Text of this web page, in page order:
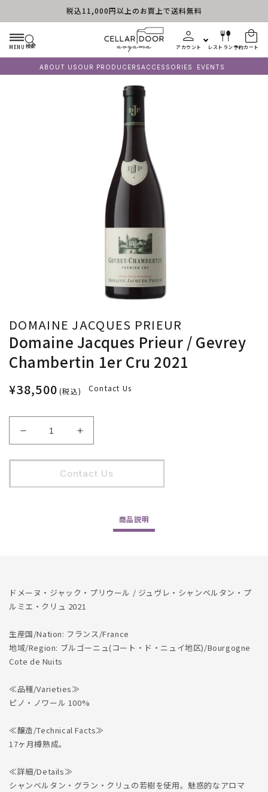
コンテンツに進む税込11,000円以上のお買上で送料無料
MENU 検索 アカウント レストラン予約カート
ABOUT US OUR PRODUCERSACCESSORIES EVENTS
DOMAINE JACQUES PRIEUR
Domaine Jacques Prieur / Gevrey
Chambertin 1er Cru 2021
¥38,500 (税込) Contact Us
Domaine
Jacques
Prieur
Gevrey
を
減
す
Domaine
Jacques
Prieur
/
Gevrey
を
増
す
Contact Us
商品説明
ドメーヌ・ジャック・プリウール / ジュヴレ・シャンベルタン・プ
ルミエ・クリュ 2021
生産国/Nation: フランス/France
地域/Region: ブルゴーニュ(コート・ド・ニュイ地区)/Bourgogne
Cote de Nuits
≪品種/Varieties≫
ピノ・ノワール 100%
≪醸造/Technical Facts≫
17ヶ月樽熟成。
≪詳細/Details≫
シャンベルタン・グラン・クリュの若樹を使用。魅惑的なアロマ